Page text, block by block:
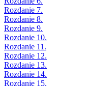
Rozdanie 7.
Rozdanie 8.
Rozdanie 9.
Rozdanie 10.
Rozdanie 11.
Rozdanie 12.
Rozdanie 13.
Rozdanie 14.
Rozdanie 15.